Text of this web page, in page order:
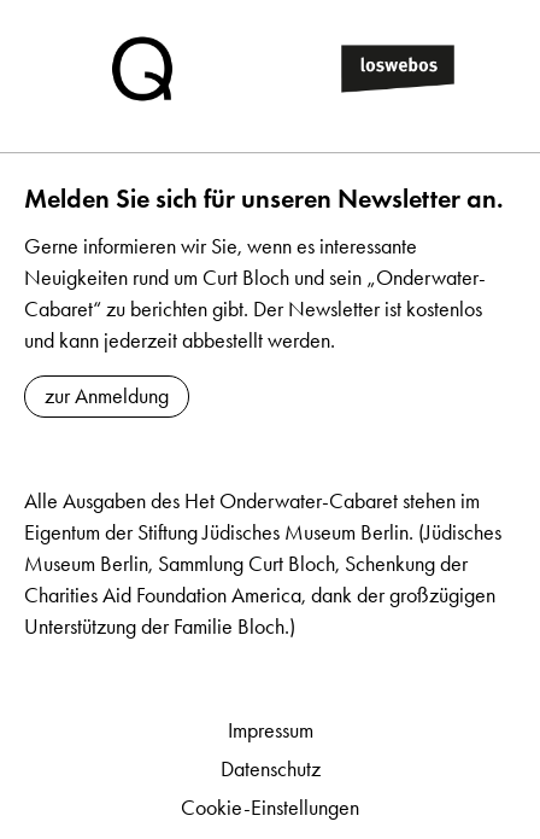
Melden Sie sich für unseren Newsletter an.
Gerne informieren wir Sie, wenn es interessante
Neuigkeiten rund um Curt Bloch und sein „Onderwater-
Cabaret“ zu berichten gibt. Der Newsletter ist kostenlos
und kann jederzeit abbestellt werden.
zur Anmeldung
Alle Ausgaben des Het Onderwater-Cabaret stehen im
Eigentum der Stiftung Jüdisches Museum Berlin. (Jüdisches
Museum Berlin, Sammlung Curt Bloch, Schenkung der
Charities Aid Foundation America, dank der großzügigen
Unterstützung der Familie Bloch.)
Impressum
Datenschutz
Cookie-Einstellungen